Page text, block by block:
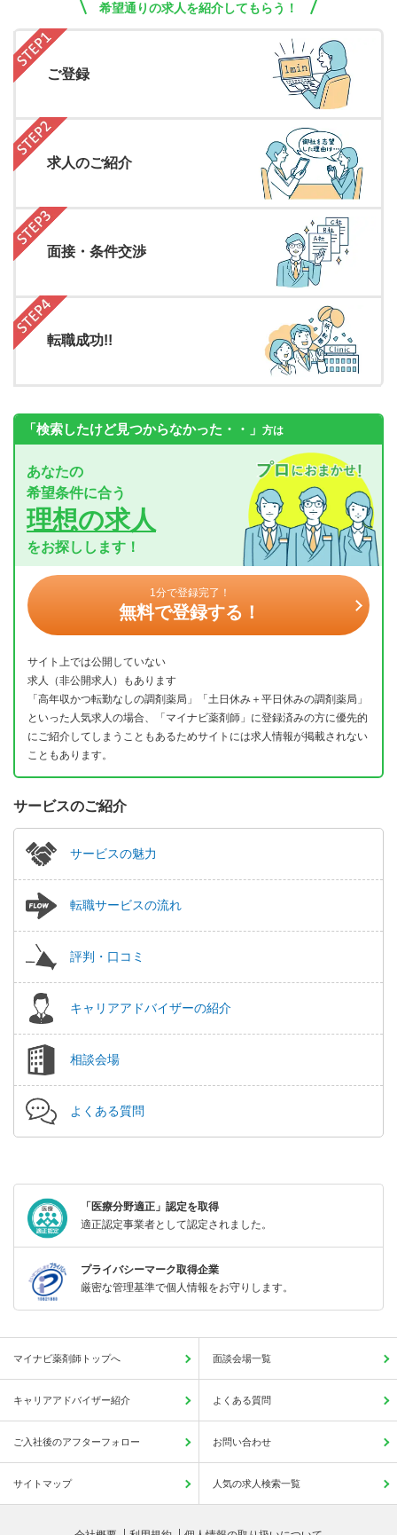
希望通りの求人を紹介してもらう！
ご登録
求人のご紹介
面接・条件交渉
転職成功!!
「検索したけど見つからなかった・・」 方は
あなたの
希望条件に合う
理想の求人
をお探しします！
1分で登録完了！
無料で登録する！
サイト上では公開していない
求人（非公開求人）もあります
「高年収かつ転勤なしの調剤薬局」「土日休み＋平日休みの調剤薬局」
といった人気求人の場合、「マイナビ薬剤師」に登録済みの方に優先的
にご紹介してしまうこともあるためサイトには求人情報が掲載されない
こともあります。
サービスのご紹介
サービスの魅力
転職サービスの流れ
評判・口コミ
キャリアアドバイザーの紹介
相談会場
よくある質問
「医療分野適正」認定を取得
適正認定事業者として認定されました。
プライバシーマーク取得企業
厳密な管理基準で個人情報をお守りします。
マイナビ薬剤師トップへ 面談会場一覧
キャリアアドバイザー紹介 よくある質問
ご入社後のアフターフォロー お問い合わせ
サイトマップ 人気の求人検索一覧